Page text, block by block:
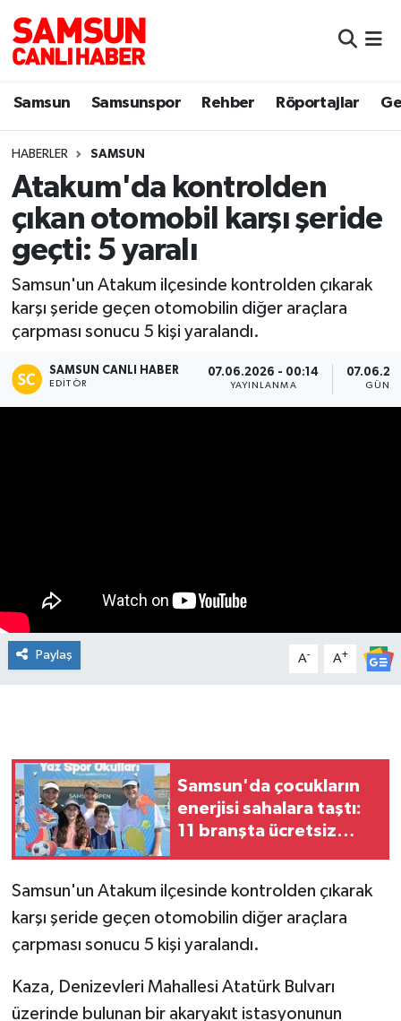
Samsun Samsunspor Rehber Röportajlar
HABERLER SAMSUN
Atakum'da kontrolden
çıkan otomobil karşı şeride
geçti: 5 yaralı
Samsun'un Atakum ilçesinde kontrolden çıkarak
karşı şeride geçen otomobilin diğer araçlara
çarpması sonucu 5 kişi yaralandı.
SAMSUN CANLI HABER
EDITÖR
07.06.2026 - 00:14
YAYINLANMA
Paylaş A- A+
Samsun'da çocukların
enerjisi sahalara taştı:
11 branşta ücretsiz
Samsun'un Atakum ilçesinde kontrolden çıkarak
karşı şeride geçen otomobilin diğer araçlara
çarpması sonucu 5 kişi yaralandı.
Kaza, Denizevleri Mahallesi Atatürk Bulvarı
üzerinde bulunan bir akaryakıt istasyonunun
Samsun
Sokak Röportajları
Dünya
Sağlık
Yemek
Samsun Nöbetçi Eczaneler
Samsun Hava Durumu
Samsun Namaz Vakitleri
Samsun Trafik Yoğunluk Haritası
Süper Lig Puan Durumu ve Fikstür
Son Dakika Haberleri
Haber Arşivi